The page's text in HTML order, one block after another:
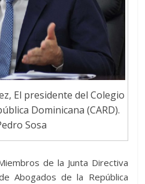
El presidente del Colegio
Dominicana (CARD).
Sosa
de la Junta Directiva
Abogados de la República